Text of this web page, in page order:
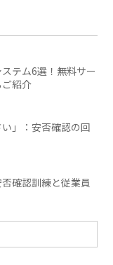
テム6選！無料サー
紹介
い」：安否確認の回
確認訓練と従業員